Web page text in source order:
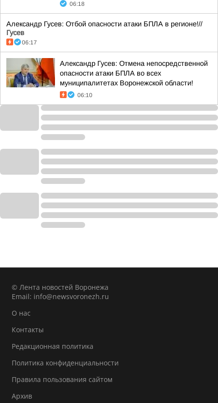
06:18
Александр Гусев: Отбой опасности атаки БПЛА в регионе!//
Гусев
06:17
Александр Гусев: Отмена непосредственной
опасности атаки БПЛА во всех
муниципалитетах Воронежской области!
06:10
© Лента новостей Воронежа
Email: info@newsvoronezh.ru
О нас
Контакты
Редакционная политика
Политика конфиденциальности
Правила пользования сайтом
Архив